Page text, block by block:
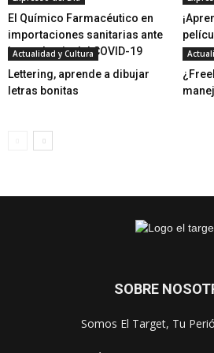
El Químico Farmacéutico en
importaciones sanitarias ante
la pandemia del COVID-19
Actualidad y Cultura
Lettering, aprende a dibujar
letras bonitas
SOBRE
Somos El Target, Tu